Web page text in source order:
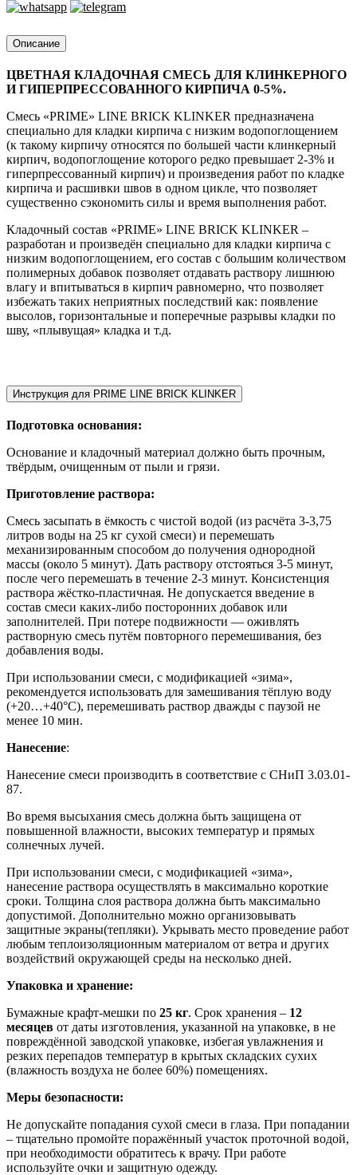
Описание
ЦВЕТНАЯ КЛАДОЧНАЯ СМЕСЬ ДЛЯ КЛИНКЕРНОГО
И ГИПЕРПРЕССОВАННОГО КИРПИЧА 0-5%.
Смесь «PRIME» LINE BRICK KLINKER предназначена
специально для кладки кирпича с низким водопоглощением
(к такому кирпичу относятся по большей части клинкерный
кирпич, водопоглощение которого редко превышает 2-3% и
гиперпрессованный кирпич) и произведения работ по кладке
кирпича и расшивки швов в одном цикле, что позволяет
существенно сэкономить силы и время выполнения работ.
Кладочный состав «PRIME» LINE BRICK KLINKER –
разработан и произведён специально для кладки кирпича с
низким водопоглощением, его состав с большим количеством
полимерных добавок позволяет отдавать раствору лишнюю
влагу и впитываться в кирпич равномерно, что позволяет
избежать таких неприятных последствий как: появление
высолов, горизонтальные и поперечные разрывы кладки по
шву, «плывущая» кладка и т.д.
Инструкция для PRIME LINE BRICK KLINKER
Подготовка основания:
Основание и кладочный материал должно быть прочным,
твёрдым, очищенным от пыли и грязи.
Приготовление раствора:
Смесь засыпать в ёмкость с чистой водой (из расчёта 3-3,75
литров воды на 25 кг сухой смеси) и перемешать
механизированным способом до получения однородной
массы (около 5 минут). Дать раствору отстояться 3-5 минут,
после чего перемешать в течение 2-3 минут. Консистенция
раствора жёстко-пластичная. Не допускается введение в
состав смеси каких-либо посторонних добавок или
заполнителей. При потере подвижности — оживлять
растворную смесь путём повторного перемешивания, без
добавления воды.
При использовании смеси, с модификацией «зима»,
рекомендуется использовать для замешивания тёплую воду
(+20…+40°С), перемешивать раствор дважды с паузой не
менее 10 мин.
Нанесение:
Нанесение смеси производить в соответствие с СНиП 3.03.01-
87.
Во время высыхания смесь должна быть защищена от
повышенной влажности, высоких температур и прямых
солнечных лучей.
При использовании смеси, с модификацией «зима»,
нанесение раствора осуществлять в максимально короткие
сроки. Толщина слоя раствора должна быть максимально
допустимой. Дополнительно можно организовывать
защитные экраны(тепляки). Укрывать место проведение работ
любым теплоизоляционным материалом от ветра и других
воздействий окружающей среды на несколько дней.
Упаковка и хранение:
Бумажные крафт-мешки по 25 кг. Срок хранения – 12
месяцев от даты изготовления, указанной на упаковке, в не
повреждённой заводской упаковке, избегая увлажнения и
резких перепадов температур в крытых складских сухих
(влажность воздуха не более 60%) помещениях.
Меры безопасности:
Не допускайте попадания сухой смеси в глаза. При попадании
– тщательно промойте поражённый участок проточной водой,
при необходимости обратитесь к врачу. При работе
используйте очки и защитную одежду.